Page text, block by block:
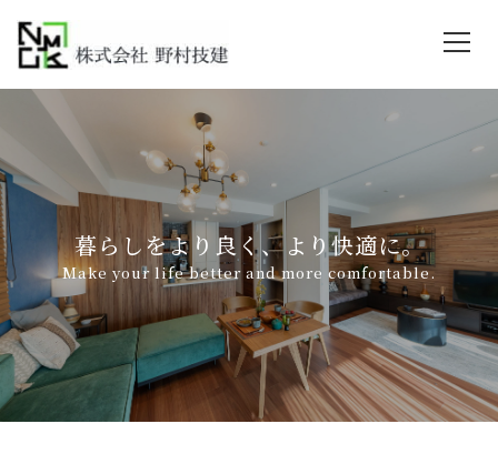
暮らしをより良く、より快適に。
Make your life better and more comfortable.